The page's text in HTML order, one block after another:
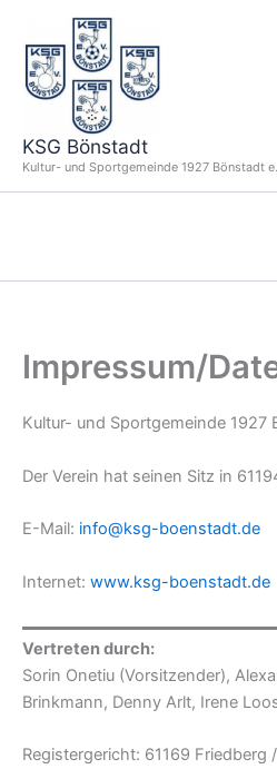
springen
KSG Bönstadt
Kultur- und Sportgemeinde 1927 Bönstadt
Impressum/
Kultur- und Sportgemeinde 1927
Der Verein hat seinen Sitz in
E-Mail: info@ksg-boenstadt.de
Internet: www.ksg-boenstadt.de
Vertreten durch:
Sorin Onetiu (Vorsitzender),
Brinkmann, Denny Arlt, Irene
Registergericht: 61169 Friedberg